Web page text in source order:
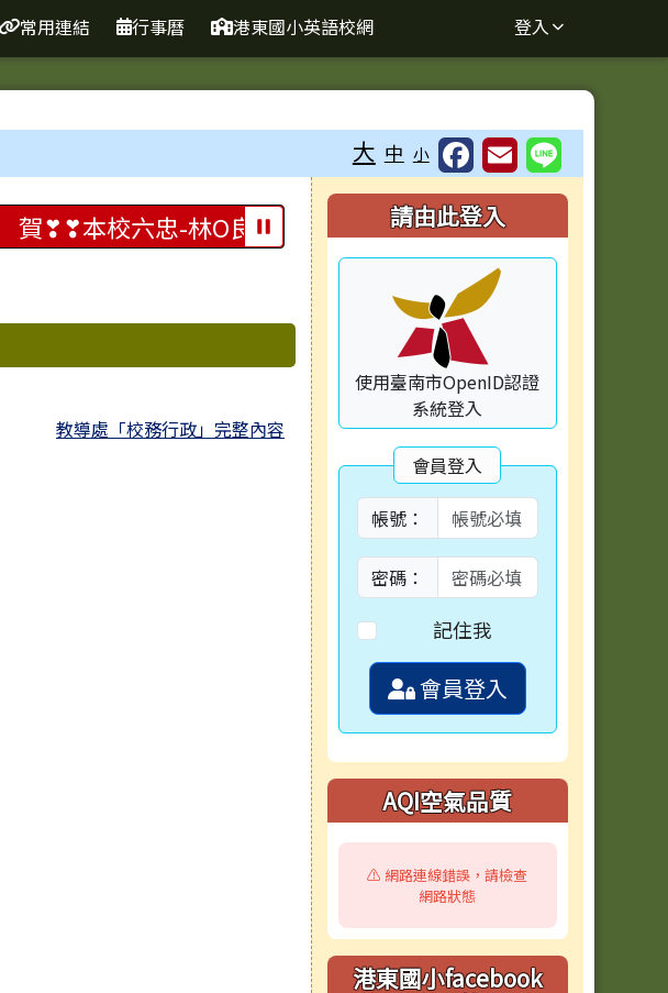
常用連結 行事曆 港東國小英語校網 登入
大 中 小
賀❣❣本校六忠-林O良榮獲臺南市115年市長盃語文競賽書法
教導處「校務行政」完整內容
右邊區域內容
請由此登入
使用臺南市OpenID認證
系統登入
會員登入
帳號：
密碼：
記住我
會員登入
AQI空氣品質
⚠️ 網路連線錯誤，請檢查
網路狀態
港東國小facebook